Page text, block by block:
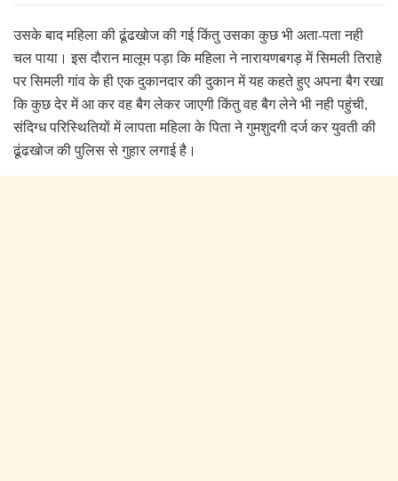
उसके बाद महिला की ढूंढखोज की गई किंतु उसका कुछ भी अता-पता नही
चल पाया। इस दौरान मालूम पड़ा कि महिला ने नारायणबगड़ में सिमली तिराहे
पर सिमली गांव के ही एक दुकानदार की दुकान में यह कहते हुए अपना बैग रखा
कि कुछ देर में आ कर वह बैग लेकर जाएगी किंतु वह बैग लेने भी नही पहुंची,
संदिग्ध परिस्थितियों में लापता महिला के पिता ने गुमशुदगी दर्ज कर युवती की
ढूंढखोज की पुलिस से गुहार लगाई है।